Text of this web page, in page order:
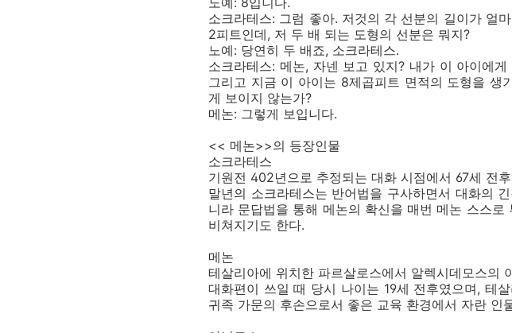
소크라테스: 그럼 좋아. 저것의 각 선분의 길이가 얼
2피트인데, 저 두 배 되는 도형의 선분은 뭐지?
노예: 당연히 두 배죠, 소크라테스.
소크라테스: 메논, 자넨 보고 있지? 내가 이 아이에
그리고 지금 이 아이는 8제곱피트 면적의 도형을 생
게 보이지 않는가?
메논: 그렇게 보입니다.
<< 메논>>의 등장인물
소크라테스
기원전 402년으로 추정되는 대화 시점에서 67세 전
말년의 소크라테스는 반어법을 구사하면서 대화의
니라 문답법을 통해 메논의 확신을 매번 메논 스스
비쳐지기도 한다.
메논
테살리아에 위치한 파르살로스에서 알렉시데모스의
대화편이 쓰일 때 당시 나이는 19세 전후였으며, 테
귀족 가문의 후손으로서 좋은 교육 환경에서 자란 인